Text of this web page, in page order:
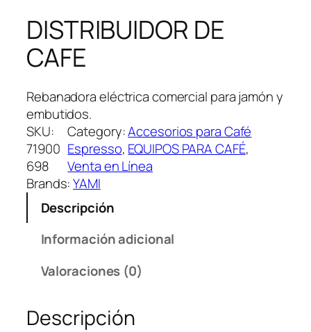
DISTRIBUIDOR DE
CAFE
Rebanadora eléctrica comercial para jamón y
embutidos.
SKU:
71900
698
Category:Accesorios para Café
Espresso, EQUIPOS PARA CAFÉ
Venta en Línea
Brands:YAMI
Descripción
Información adicional
Valoraciones (0)
Descripción